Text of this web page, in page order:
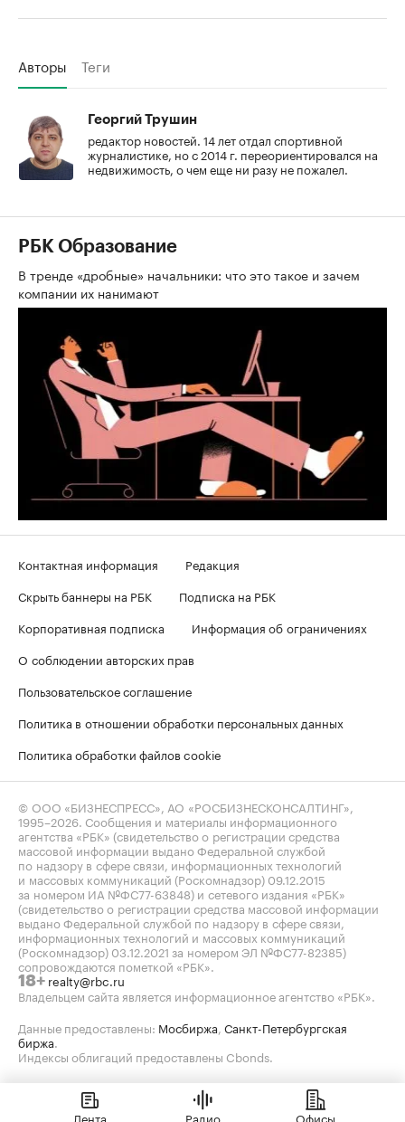
Авторы Теги
Георгий Трушин
редактор новостей. 14 лет отдал спортивной
журналистике, но с 2014 г. переориентировался на
недвижимость, о чем еще ни разу не пожалел.
РБК Образование
В тренде «дробные» начальники: что это такое и зачем
компании их нанимают
Контактная информация
Редакция
Скрыть баннеры на РБК
Подписка на РБК
Корпоративная подписка
Информация об ограничениях
О соблюдении авторских прав
Пользовательское соглашение
Политика в отношении обработки персональных данных
Политика обработки файлов cookie
© ООО «БИЗНЕСПРЕСС», АО «РОСБИЗНЕСКОНСАЛТИНГ»,
1995–2026 . Сообщения и материалы информационного
агентства «РБК» (свидетельство о регистрации средства
массовой информации выдано Федеральной службой
по надзору в сфере связи, информационных технологий
и массовых коммуникаций (Роскомнадзор) 09.12.2015
за номером ИА №ФС77-63848) и сетевого издания «РБК»
(свидетельство о регистрации средства массовой информации
выдано Федеральной службой по надзору в сфере связи,
информационных технологий и массовых коммуникаций
(Роскомнадзор) 03.12.2021 за номером ЭЛ №ФС77-82385)
сопровождаются пометкой «РБК».
18+ realty@rbc.ru
Владельцем сайта является информационное агентство «РБК».
Данные предоставлены: Мосбиржа Санкт-Петербургская
биржа
Индексы облигаций предоставлены Cbonds.
Лента Радио Офисы